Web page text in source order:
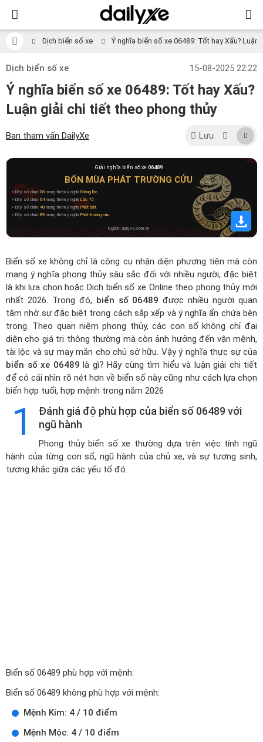
Dịch biển số xe Ý nghĩa biển số xe 06489: Tốt hay Xấu?
Dịch biển số xe 15-08-2025 22:22
Ý nghĩa biển số xe 06489: Tốt hay Xấu?
Luận giải chi tiết theo phong thủy
Ban tham vấn DailyXe Lưu
Giải nghĩa biển số xe 06489
BỐN MÙA PHÁT TRƯỜNG CỬU
» Dãy số chứa06 mang thêm ý nghĩa Không lộc.
» Dãy số chứa 64mang thêm ý nghĩaLộc Tử.
» Dãy số chứa 48 mang thêm ý nghĩaPhất bát.
» Dãy số chứa 89 mang thêm ý nghĩa Phát trường cửu.
Nguồn: dailyxe.com.vn
Biển số xe không chỉ là công cụ nhận diện phương tiện mà còn
mang ý nghĩa phong thủy sâu sắc đối với nhiều người, đặc biệt
là khi lựa chọn hoặcDịch biển số xe Online theo phong thủy mới
nhất 2026. Trong đó, biển số 06489 được nhiều người quan
tâm nhờ sự đặc biệt trong cách sắp xếp và ý nghĩa ẩn chứa bên
trong. Theo quan niệm phong thủy, các con số không chỉ đại
diện cho giá trị thông thường mà còn ảnh hưởng đến vận mệnh,
tài lộc và sự may mắn cho chủ sở hữu. Vậy ý nghĩa thực sự của
biển số xe 06489 là gì? Hãy cùng tìm hiểu và luận giải chi tiết
để có cái nhìn rõ nét hơn về biển số này cũng như cách lựa chọn
biển hợp tuổi, hợp mệnh trong năm 2026
1
Đánh giá độ phù hợp của biển số 06489 với
ngũ hành
Phong thủy biển số xe thường dựa trên việc tính ngũ
hành của từng con số, ngũ hành của chủ xe, và sự tương sinh,
tương khắc giữa các yếu tố đó.
Biển số 06489 phù hợp với mệnh:
Biển số 06489 không phù hợp với mệnh:
Mệnh Kim: 4 / 10 điểm
Mệnh Mộc: 4 / 10 điểm